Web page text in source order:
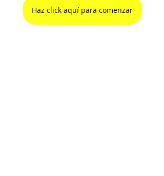
Haz click aquí para comenzar